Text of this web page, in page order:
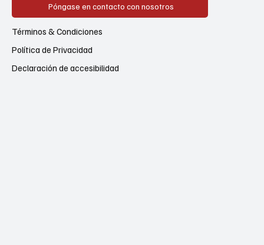
Póngase en contacto con nosotros
Política de Privacidad
Términos & Condiciones
Declaración de accesibilidad